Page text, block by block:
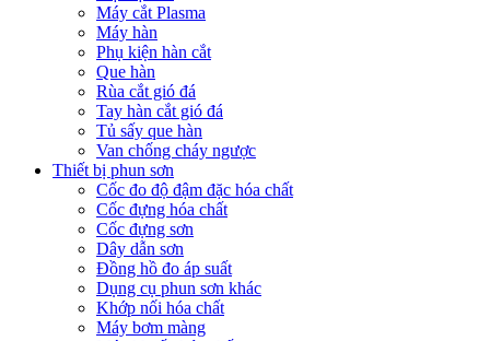
Máy cắt Plasma
Máy hàn
Phụ kiện hàn cắt
Que hàn
Rùa cắt gió đá
Tay hàn cắt gió đá
Tủ sấy que hàn
Van chống cháy ngược
Thiết bị phun sơn
Cốc đo độ đậm đặc hóa chất
Cốc đựng hóa chất
Cốc đựng sơn
Dây dẫn sơn
Đồng hồ đo áp suất
Dụng cụ phun sơn khác
Khớp nối hóa chất
Máy bơm màng